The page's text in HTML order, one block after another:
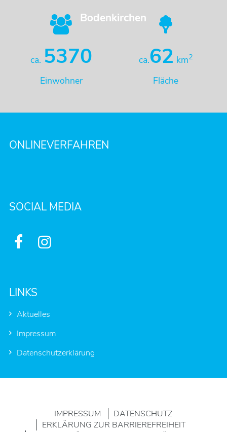
Bodenkirchen
ca. 5370
Einwohner
ca.62 km2
Fläche
ONLINEVERFAHREN
SOCIAL MEDIA
 
LINKS
Aktuelles
Impressum
Datenschutzerklärung
IMPRESSUM
DATENSCHUTZ
ERKLÄRUNG ZUR BARRIEREFREIHEIT